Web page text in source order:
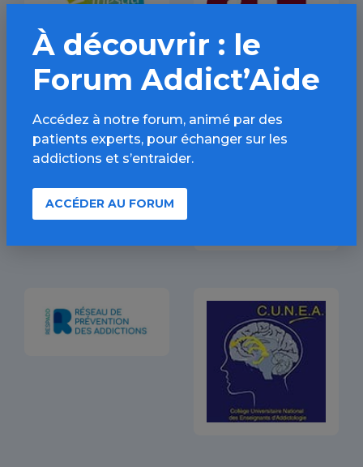
À découvrir : le
Forum Addict’Aide
Accédez à notre forum, animé par des
patients experts, pour échanger sur les
addictions et s’entraider.
ACCÉDER AU FORUM